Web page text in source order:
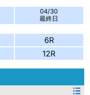
04/30
最終日
6R
12R